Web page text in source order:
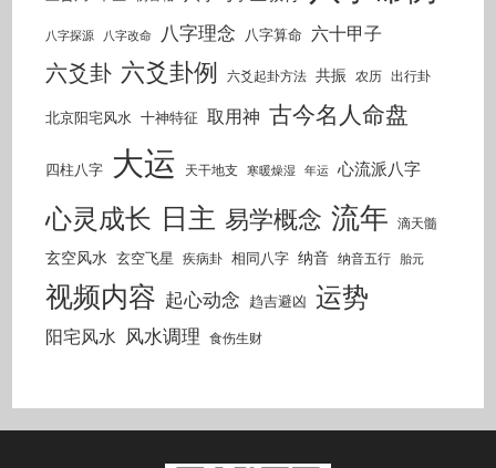
八字探源 八字改命 八字理念 八字算命 六十甲子
六爻卦 六爻卦例 六爻起卦方法 共振 农历 出行卦
北京阳宅风水 十神特征 取用神 古今名人命盘
四柱八字 大运 天干地支 寒暖燥湿 年运 心流派八字
心灵成长 日主 易学概念 流年 滴天髓
玄空风水 玄空飞星 疾病卦 相同八字 纳音 纳音五行 胎元
视频内容 起心动念 趋吉避凶 运势
阳宅风水 风水调理 食伤生财